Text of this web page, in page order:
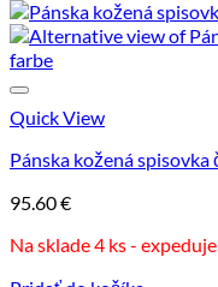
Quick View
Pánska kožená
95.60€
Na sklade 4 ks -